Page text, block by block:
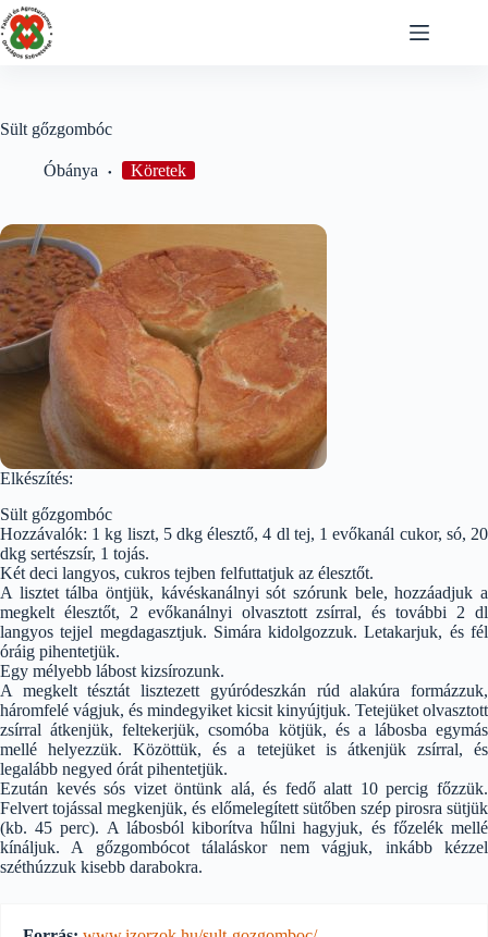
Skip
to
content
Sült gőzgombóc
Óbánya Köretek
Elkészítés:
Sült gőzgombóc
Hozzávalók: 1 kg liszt, 5 dkg élesztő, 4 dl tej, 1 evőkanál cukor, só, 20
dkg sertészsír, 1 tojás.
Két deci langyos, cukros tejben felfuttatjuk az élesztőt.
A lisztet tálba öntjük, kávéskanálnyi sót szórunk bele, hozzáadjuk a
megkelt élesztőt, 2 evőkanálnyi olvasztott zsírral, és további 2 dl
langyos tejjel megdagasztjuk. Simára kidolgozzuk. Letakarjuk, és fél
óráig pihentetjük.
Egy mélyebb lábost kizsírozunk.
A megkelt tésztát lisztezett gyúródeszkán rúd alakúra formázzuk,
háromfelé vágjuk, és mindegyiket kicsit kinyújtjuk. Tetejüket olvasztott
zsírral átkenjük, feltekerjük, csomóba kötjük, és a lábosba egymás
mellé helyezzük. Közöttük, és a tetejüket is átkenjük zsírral, és
legalább negyed órát pihentetjük.
Ezután kevés sós vizet öntünk alá, és fedő alatt 10 percig főzzük.
Felvert tojással megkenjük, és előmelegített sütőben szép pirosra sütjük
(kb. 45 perc). A lábosból kiborítva hűlni hagyjuk, és főzelék mellé
kínáljuk. A gőzgombócot tálaláskor nem vágjuk, inkább kézzel
széthúzzuk kisebb darabokra.